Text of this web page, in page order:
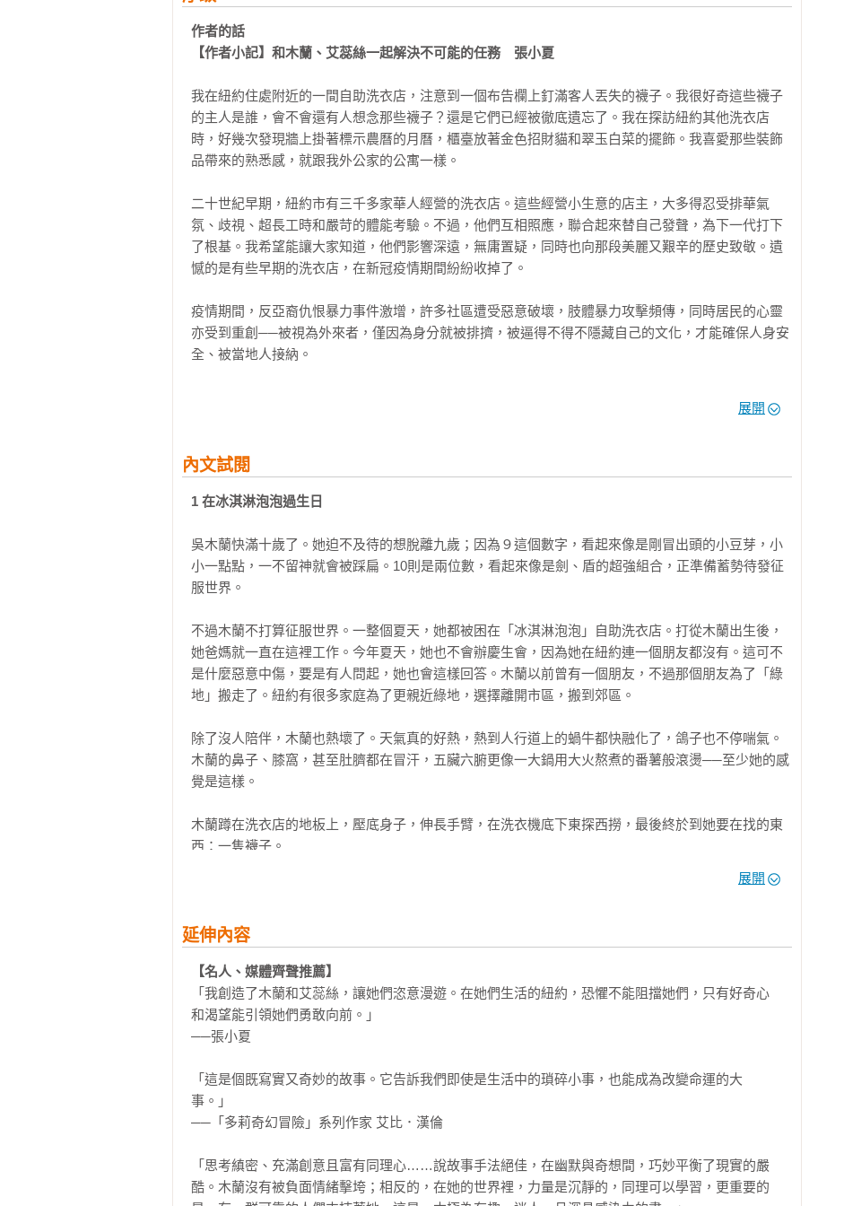
作者的話
【作者小記】和木蘭、艾蕊絲一起解決不可能的任務　張小夏
我在紐約住處附近的一間自助洗衣店，注意到一個布告欄上釘滿客人丟失的襪子。我很好奇這些襪子
的主人是誰，會不會還有人想念那些襪子？還是它們已經被徹底遺忘了。我在探訪紐約其他洗衣店
時，好幾次發現牆上掛著標示農曆的月曆，櫃臺放著金色招財貓和翠玉白菜的擺飾。我喜愛那些裝飾
品帶來的熟悉感，就跟我外公家的公寓一樣。
二十世紀早期，紐約市有三千多家華人經營的洗衣店。這些經營小生意的店主，大多得忍受排華氣
氛、歧視、超長工時和嚴苛的體能考驗。不過，他們互相照應，聯合起來替自己發聲，為下一代打下
了根基。我希望能讓大家知道，他們影響深遠，無庸置疑，同時也向那段美麗又艱辛的歷史致敬。遺
憾的是有些早期的洗衣店，在新冠疫情期間紛紛收掉了。
疫情期間，反亞裔仇恨暴力事件激增，許多社區遭受惡意破壞，肢體暴力攻擊頻傳，同時居民的心靈
亦受到重創──被視為外來者，僅因為身分就被排擠，被逼得不得不隱藏自己的文化，才能確保人身安
全、被當地人接納。
工作。後來，她在基督教青年協會（YＭCA）當有氧健身教練，我還記得當時自己坐在抗力球上寫功
導、地方報紙專欄作家、房地產經紀人，以及紀錄片製作人。她可以轉換自如，總能在新環境中找到
望能引領她們勇敢向前。她們受歡迎、被接納，當不可避免的殘酷現實迎面襲來時，有朋友和家人做
後盾，支持著她們。請記得生活處處皆故事；留意關心日常生活中的小細節以及自己身邊的人，從中
創造出一場場精彩探險；並且珍惜自己的歷史文化與人際關係。希望你能感受到我在寫這個異想天
信你已經接收到了。
展開
內文試閱
1 在冰淇淋泡泡過生日
吳木蘭快滿十歲了。她迫不及待的想脫離九歲；因為９這個數字，看起來像是剛冒出頭的小豆芽，小
小一點點，一不留神就會被踩扁。10則是兩位數，看起來像是劍、盾的超強組合，正準備蓄勢待發征
服世界。
不過木蘭不打算征服世界。一整個夏天，她都被困在「冰淇淋泡泡」自助洗衣店。打從木蘭出生後，
她爸媽就一直在這裡工作。今年夏天，她也不會辦慶生會，因為她在紐約連一個朋友都沒有。這可不
是什麼惡意中傷，要是有人問起，她也會這樣回答。木蘭以前曾有一個朋友，不過那個朋友為了「綠
地」搬走了。紐約有很多家庭為了更親近綠地，選擇離開市區，搬到郊區。
除了沒人陪伴，木蘭也熱壞了。天氣真的好熱，熱到人行道上的蝸牛都快融化了，鴿子也不停喘氣。
木蘭的鼻子、膝窩，甚至肚臍都在冒汗，五臟六腑更像一大鍋用大火熬煮的番薯般滾燙──至少她的感
覺是這樣。
木蘭蹲在洗衣店的地板上，壓底身子，伸長手臂，在洗衣機底下東探西撈，最後終於到她要在找的東
西：一隻襪子。
她撈出那隻沾滿灰塵的襪子，從木盒裡拿出一枚圖釘，把它釘在布告欄上。布告欄上釘滿了待認領的
哪些地方，是否曾在泥地或雪地裡長途跋涉？有沒有登上繁花盛開的山丘？曾不曾在百老匯舞臺上起
舞？可惜到目前為止，失主一個都沒出現過。那些襪子要不是被遺忘了，就是被大人那些更重要的事
擠到後頭。
今年夏天，她的同學多半度假去了，他們大啖龍蝦堡、採莓果、抓青蛙，或坐上有著雪白風帆的帆
船。同一時間，木蘭卻忙著收起洗衣機和烘乾機投幣箱裡的硬幣、替爸媽分類整理客人的送洗衣物，
還有補充洗衣精。她看著不停轉動的洗衣機和烘乾機，想著自己會不會這輩子都困在這裡，陷進做不
在木蘭年紀還小的時候，曾對每天的例行工作感到興奮。媽媽總是假裝洗衣機是機器人，把衣服扔進
展開
延伸內容
【名人、媒體齊聲推薦】
「我創造了木蘭和艾蕊絲，讓她們恣意漫遊。在她們生活的紐約，恐懼不能阻擋她們，只有好奇心
和渴望能引領她們勇敢向前。」
──張小夏
「這是個既寫實又奇妙的故事。它告訴我們即使是生活中的瑣碎小事，也能成為改變命運的大
事。」
──「多莉奇幻冒險」系列作家 艾比．漢倫
「思考縝密、充滿創意且富有同理心……說故事手法絕佳，在幽默與奇想間，巧妙平衡了現實的嚴
酷。木蘭沒有被負面情緒擊垮；相反的，在她的世界裡，力量是沉靜的，同理可以學習，更重要的